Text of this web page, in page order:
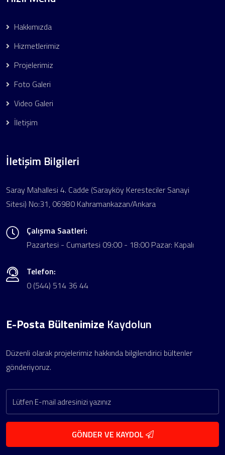
Hakkımızda
Hizmetlerimiz
Projelerimiz
Foto Galeri
Video Galeri
İletişim
İletişim Bilgileri
Saray Mahallesi 4. Cadde (Sarayköy Keresteciler Sanayi
Sitesi) No:31, 06980 Kahramankazan/Ankara
Çalışma Saatleri:
Pazartesi - Cumartesi 09:00 - 18:00 Pazar: Kapalı
Telefon:
0 (544) 514 36 44
E-Posta Bültenimize Kaydolun
Düzenli olarak projelerimiz hakkında bilgilendirici bültenler
gönderiyoruz.
GÖNDER VE KAYDOL